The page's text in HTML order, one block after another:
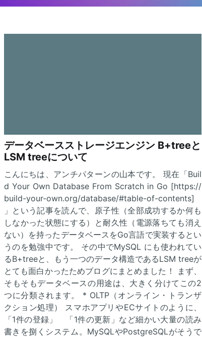
データベースストレージエンジン B+treeと
LSM treeについて
こんにちは、アンチパターンの山本です。 現在「Buil
d Your Own Database From Scratch in Go [https://
build-your-own.org/database/#table-of-contents]
」という記事を読んで、原子性（全部成功するか何も
しなかった状態にする）と耐久性（電源落ちても消え
ない）を持ったデータベースをGo言語で実装するとい
うのを勉強中です。 その中でMySQL にも使われてい
るB+treeと、もう一つのデータ構造であるLSM treeが
とても面白かったためブログにまとめました！ まず、
そもそもデータベースの用途は、大きく分けてこの2
つに分類されます。 * OLTP（オンライン・トランザ
クション処理） スマホアプリやECサイトのように、
「1件の登録」 「1件の更新」など細かい大量の読み
書きを捌くシステム。MySQLやPostgreSQLがそうで